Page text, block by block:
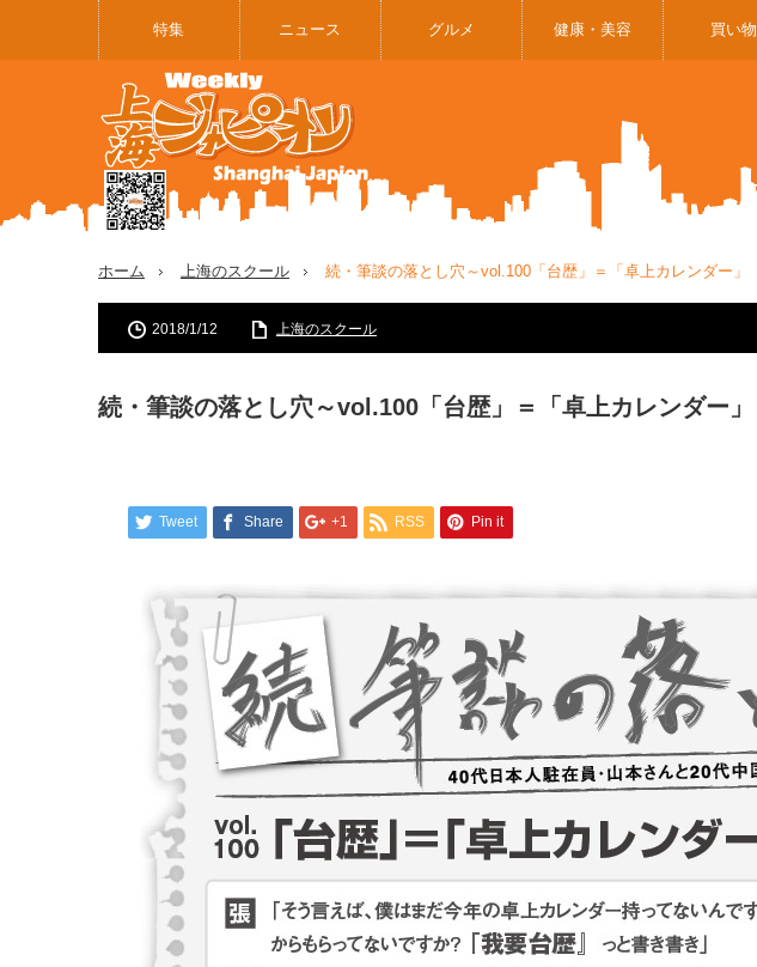
特集 ニュース グルメ 健康・美容 買い物
ホーム 上海のスクール 続・筆談の落とし穴～vol.100「台歴」＝「卓上カレンダー」
2018/1/12 上海のスクール
続・筆談の落とし穴～vol.100「台歴」＝「卓上カレンダー」
Tweet Share +1 RSS Pin it